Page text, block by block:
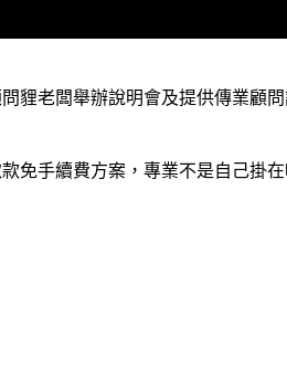
貍老闆舉辦說明會及提供傳業顧
免手續費方案，專業不是自己掛